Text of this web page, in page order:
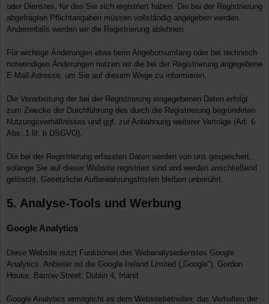
oder Dienstes, für den Sie sich registriert haben. Die bei der Registrierung
abgefragten Pflichtangaben müssen vollständig angegeben werden.
Anderenfalls werden wir die Registrierung ablehnen.
Für wichtige Änderungen etwa beim Angebotsumfang oder bei technisch
notwendigen Änderungen nutzen wir die bei der Registrierung angegebene
E-Mail-Adresse, um Sie auf diesem Wege zu informieren.
Die Verarbeitung der bei der Registrierung eingegebenen Daten erfolgt
zum Zwecke der Durchführung des durch die Registrierung begründeten
Nutzungsverhältnisses und ggf. zur Anbahnung weiterer Verträge (Art. 6
Abs. 1 lit. b DSGVO).
Die bei der Registrierung erfassten Daten werden von uns gespeichert,
solange Sie auf dieser Website registriert sind und werden anschließend
gelöscht. Gesetzliche Aufbewahrungsfristen bleiben unberührt.
5. Analyse-Tools und Werbung
Google Analytics
Diese Website nutzt Funktionen des Webanalysedienstes Google
Analytics. Anbieter ist die Google Ireland Limited („Google“), Gordon
House, Barrow Street, Dublin 4, Irland.
Google Analytics ermöglicht es dem Websitebetreiber, das Verhalten der